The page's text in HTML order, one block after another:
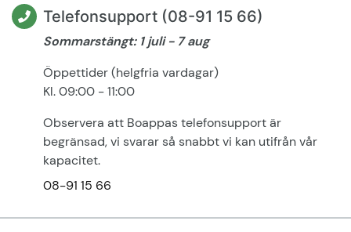
Telefonsupport (08-91 15 66)
Sommarstängt: 1 juli - 7 aug
Öppettider (helgfria vardagar)
Kl. 09:00 - 11:00
Observera att Boappas telefonsupport är
begränsad, vi svarar så snabbt vi kan utifrån vår
kapacitet.
08-91 15 66